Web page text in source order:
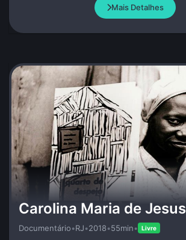
Mais Detalhes
Carolina Maria de Jesus
Documentário•RJ•2018•55min• Livre